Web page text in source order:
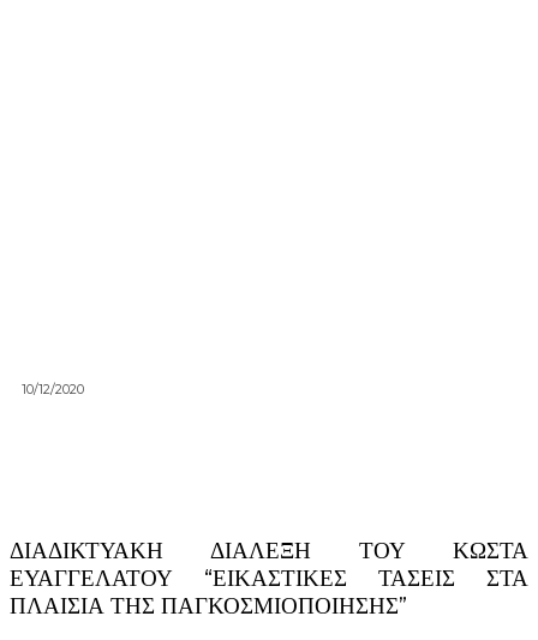
10/12/2020
ΔΙΑΔΙΚΤΥΑΚΗ ΔΙΑΛΕΞΗ ΤΟΥ ΚΩΣΤΑ
ΕΥΑΓΓΕΛΑΤΟΥ “ΕΙΚΑΣΤΙΚΕΣ ΤΑΣΕΙΣ ΣΤΑ
ΠΛΑΙΣΙΑ ΤΗΣ ΠΑΓΚΟΣΜΙΟΠΟΙΗΣΗΣ”